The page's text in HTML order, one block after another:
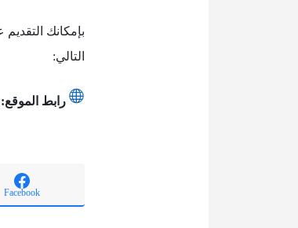
بإمكانك
التالي:
رابط الموقع:
Facebook